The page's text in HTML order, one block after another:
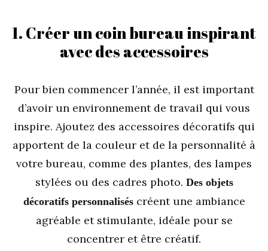
1. Créer un coin bureau inspirant
avec des accessoires
Pour bien commencer l’année, il est important
d’avoir un environnement de travail qui vous
inspire. Ajoutez des accessoires décoratifs qui
apportent de la couleur et de la personnalité à
votre bureau, comme des plantes, des lampes
stylées ou des cadres photo. Des objets
décoratifs personnaliséscréent une ambiance
agréable et stimulante, idéale pour se
concentrer et être créatif.